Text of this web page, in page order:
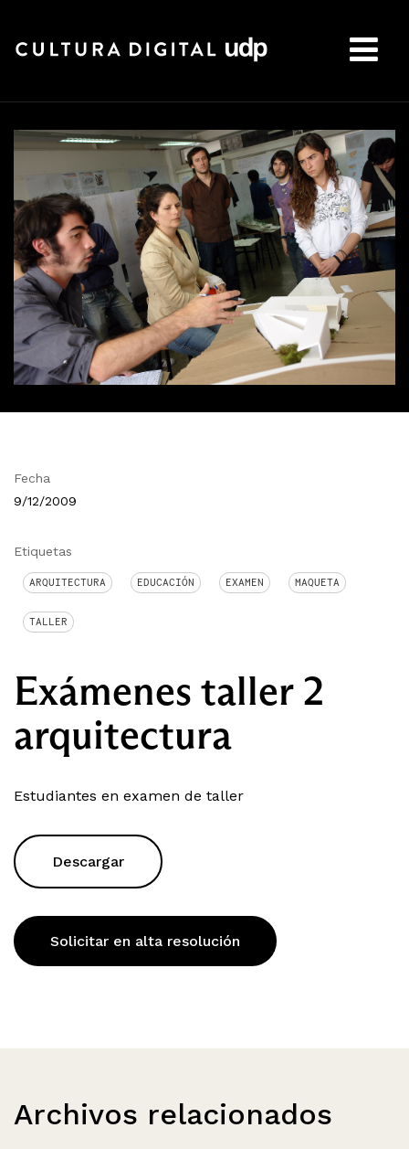
Fecha
9/12/2009
Etiquetas
ARQUITECTURA EDUCACIÓN EXAMEN MAQUETA
TALLER
Exámenes taller 2
arquitectura
Estudiantes en examen de taller
Descargar
Solicitar en alta resolución
Archivos relacionados